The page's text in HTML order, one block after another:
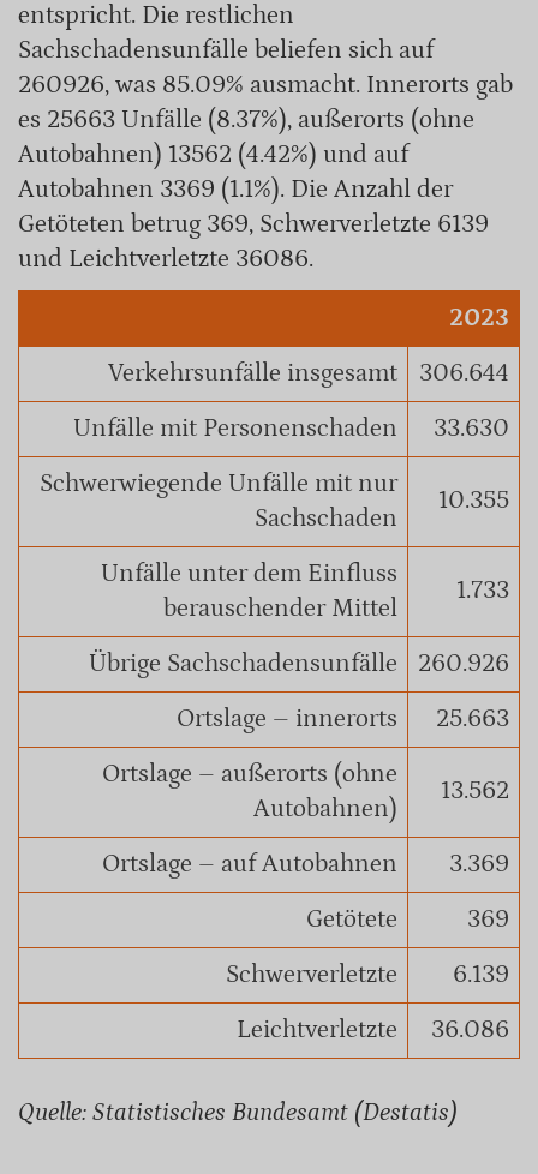
entspricht. Die restlichen
Sachschadensunfälle beliefen sich auf
260926, was 85.09% ausmacht. Innerorts gab
es 25663 Unfälle (8.37%), außerorts (ohne
Autobahnen) 13562 (4.42%) und auf
Autobahnen 3369 (1.1%). Die Anzahl der
Getöteten betrug 369, Schwerverletzte 6139
und Leichtverletzte 36086.
2023
Verkehrsunfälle insgesamt
306.644
Unfälle mit Personenschaden
33.630
Schwerwiegende Unfälle mit nur
Sachschaden
10.355
Unfälle unter dem Einfluss
berauschender Mittel
1.733
Übrige Sachschadensunfälle
260.926
Ortslage – innerorts
25.663
Ortslage – außerorts (ohne
Autobahnen)
13.562
Ortslage – auf Autobahnen
3.369
Getötete
369
Schwerverletzte
6.139
Leichtverletzte
36.086
Quelle: Statistisches Bundesamt (Destatis)